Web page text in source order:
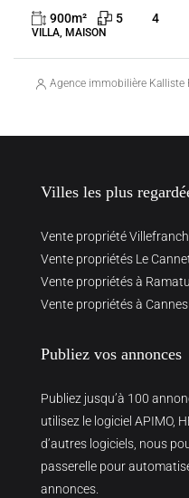
900m² 5 4
VILLA, MAISON
Agence immobilière Kalliste
Villes les plus
Vente propriété
Vente propriétés Le
Vente propriétés à
Vente propriétés à Cannes
Publiez vos annonces
Publiez jusqu’à 100
utilisez le logiciel APIMO,
d’autres logiciels, nous
passerelle pour
annonces.